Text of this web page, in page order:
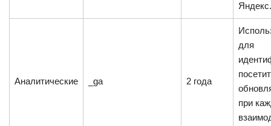
Аналитические _ga 2 года
для
при